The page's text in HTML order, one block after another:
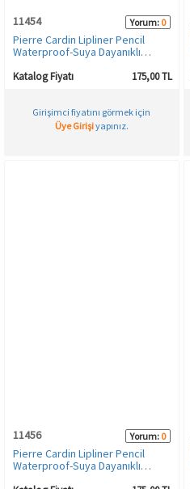
11454 Yorum: 0
Pierre Cardin Lipliner Pencil
Waterproof-Suya Dayanıklı
Katalog Fiyatı 175,00 TL
Girişimci fiyatını görmek için
Üye Girişiyapınız.
11456 Yorum: 0
Pierre Cardin Lipliner Pencil
Waterproof-Suya Dayanıklı